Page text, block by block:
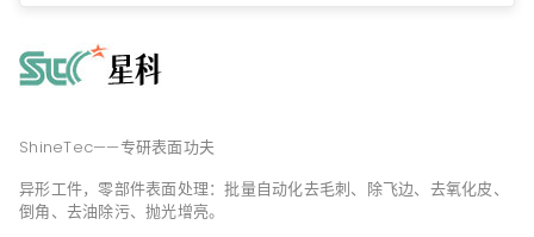
ShineTec——专研表面功夫
异形工件，零部件表面处理：批量自动化去毛刺、除飞边、去氧化皮、
倒角、去油除污、抛光增亮。